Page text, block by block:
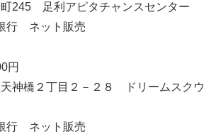
245 足利アピタチャンスセンター
行 ネット販売
円
神橋２丁目２－２８ ドリームスクウ
行 ネット販売